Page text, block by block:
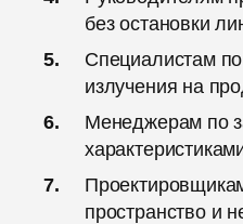
без остановки
Специалистам
излучения на
Менеджерам по
пространство и